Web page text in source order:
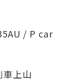
/ P car
上山